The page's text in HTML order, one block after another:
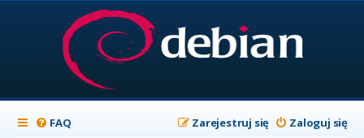
FAQ Zaloguj się
Zarejestruj się